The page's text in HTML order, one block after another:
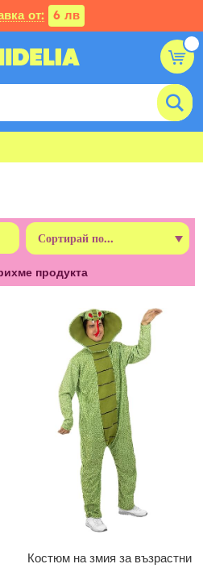
от: 6 лв
продукта
Костюм на змия за възрастни